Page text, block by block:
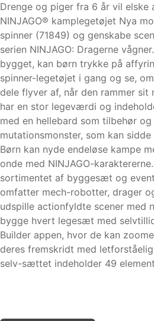
Drenge og piger fra 6 år vil elske
NINJAGO® kamplegetøjet Nya
spinner (71849) og genskabe
serien NINJAGO: Dragerne
bygget, kan børn trykke på
spinner-legetøjet i gang og se,
dele flyver af, når den rammer sit
har en stor legeværdi og
med en hellebard som tilbehør
mutationsmonster, som kan
Børn kan nyde endeløse kampe
onde med NINJAGO-
sortimentet af byggesæt og
omfatter mech-robotter, drager
udspille actionfyldte scener med
bygge hvert legesæt med
Builder appen, hvor de kan
deres fremskridt med
selv-sættet indeholder 49